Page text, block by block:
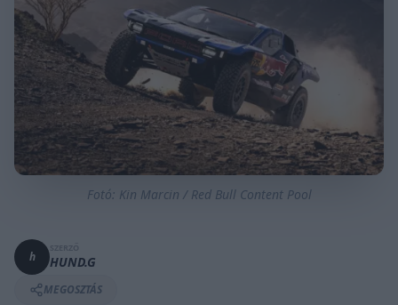
Fotó: Kin Marcin / Red Bull Content Pool
h HUND.G
MEGOSZTÁS